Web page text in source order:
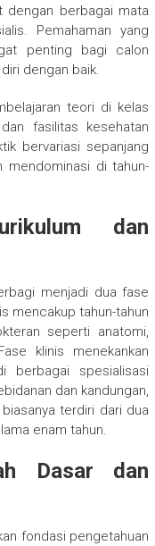
dengan berbagai mata
Pemahaman yang
penting bagi calon
dengan baik.
teori di kelas
fasilitas kesehatan
bervariasi sepanjang
mendominasi di tahun-
dan
menjadi dua fase
mencakup tahun-tahun
seperti anatomi,
klinis menekankan
berbagai spesialisasi
dan kandungan,
terdiri dari dua
enam tahun.
Dasar dan
fondasi pengetahuan